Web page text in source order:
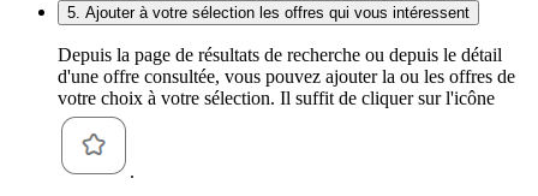
5. Ajouter à votre sélection les offres qui vous intéressent
Depuis la page de résultats de recherche ou depuis le détail
d'une offre consultée, vous pouvez ajouter la ou les offres de
votre choix à votre sélection. Il suffit de cliquer sur l'icône
.